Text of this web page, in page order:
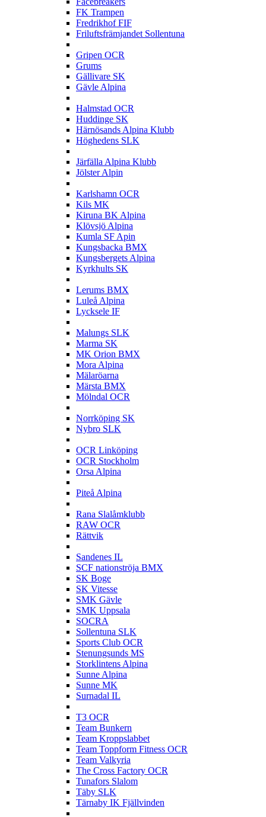
FK Trampen
Fredrikhof FIF
Friluftsfrämjandet Sollentuna
Gripen OCR
Grums
Gällivare SK
Gävle Alpina
Halmstad OCR
Huddinge SK
Härnösands Alpina Klubb
Höghedens SLK
Järfälla Alpina Klubb
Jölster Alpin
Karlshamn OCR
Kils MK
Kiruna BK Alpina
Klövsjö Alpina
Kumla SF Apin
Kungsbacka BMX
Kungsbergets Alpina
Kyrkhults SK
Lerums BMX
Luleå Alpina
Lycksele IF
Malungs SLK
Marma SK
MK Orion BMX
Mora Alpina
Mälaröarna
Märsta BMX
Mölndal OCR
Norrköping SK
Nybro SLK
OCR Linköping
OCR Stockholm
Orsa Alpina
Piteå Alpina
Rana Slalåmklubb
RAW OCR
Rättvik
Sandenes IL
SCF nationströja BMX
SK Boge
SK Vitesse
SMK Gävle
SMK Uppsala
SOCRA
Sollentuna SLK
Sports Club OCR
Stenungsunds MS
Storklintens Alpina
Sunne Alpina
Sunne MK
Surnadal IL
T3 OCR
Team Bunkern
Team Kroppslabbet
Team Toppform Fitness OCR
Team Valkyria
The Cross Factory OCR
Tunafors Slalom
Täby SLK
Tärnaby IK Fjällvinden